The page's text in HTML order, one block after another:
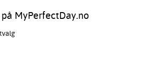
MyPerfectDay.no